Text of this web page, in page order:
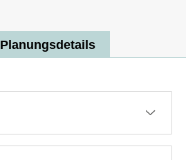
Planungsdetails